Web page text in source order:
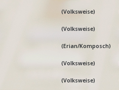
(Volksweise)
(Volksweise)
(Erian/Komposch)
(Volksweise)
(Volksweise)